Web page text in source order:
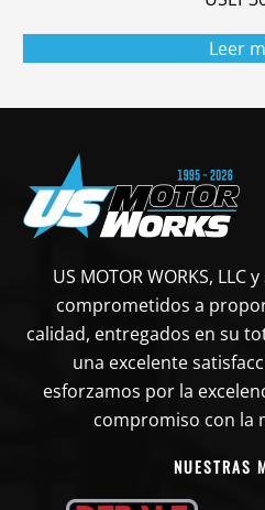
Leer
US MOTOR WORKS,
comprometidos a
calidad, entregados en su
una excelente
esforzamos por la
compromiso con la
NUESTRAS